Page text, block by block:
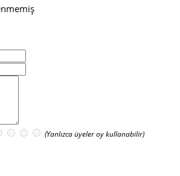
(Yanlızca üyeler oy kullanabilir)